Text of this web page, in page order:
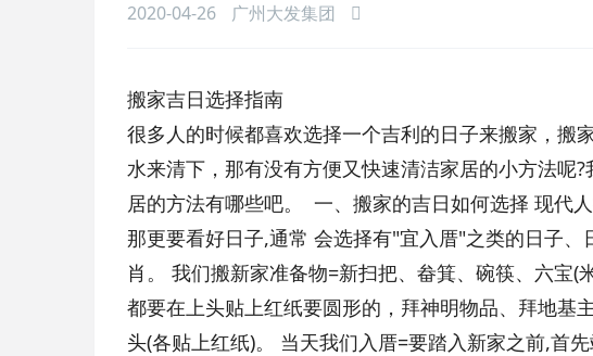
2020-04-26 广州大发集团
搬家吉日选择指南
很多人的时候都喜欢选择一个吉利的日子来搬家，搬
水来清下，那有没有方便又快速清洁家居的小方法呢
居的方法有哪些吧。 一、搬家的吉日如何选择 现代
那更要看好日子,通常 会选择有"宜入厝"之类的日子
肖。 我们搬新家准备物=新扫把、畚箕、碗筷、六宝
都要在上头贴上红纸要圆形的，拜神明物品、拜地基
头(各贴上红纸)。 当天我们入厝=要踏入新家之前,首